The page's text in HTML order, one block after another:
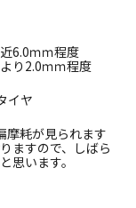
6.0ｍｍ程度
り2.0ｍｍ程度
イヤ
摩耗が見られます
ますので、しばら
思います。